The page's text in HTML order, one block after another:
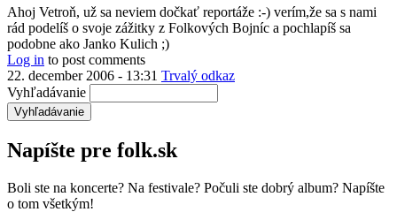
Ahoj Vetroň, už sa neviem dočkať reportáže :-) verím,že sa s nami
rád podelíš o svoje zážitky z Folkových Bojníc a pochlapíš sa
podobne ako Janko Kulich ;)
Log in to post comments
22. december 2006 - 13:31 Trvalý odkaz
Vyhľadávanie
Napíšte pre folk.sk
Boli ste na koncerte? Na festivale? Počuli ste dobrý album? Napíšte
o tom všetkým!